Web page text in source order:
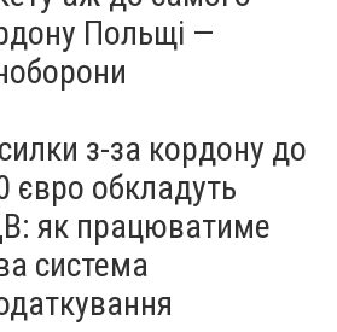
Польщі —
з-за кордону до
євро обкладуть
як працюватиме
система